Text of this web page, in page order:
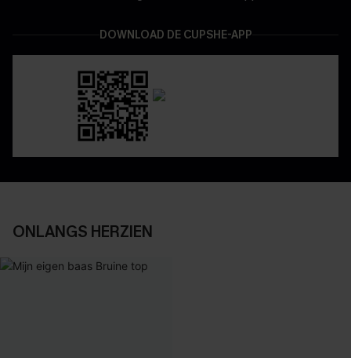
DOWNLOAD DE CUPSHE-APP
ONLANGS HERZIEN